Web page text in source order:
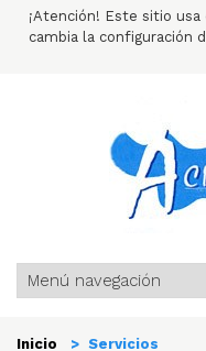
¡Atención! Este sitio
cambia la configuración
Inicio > Servicios